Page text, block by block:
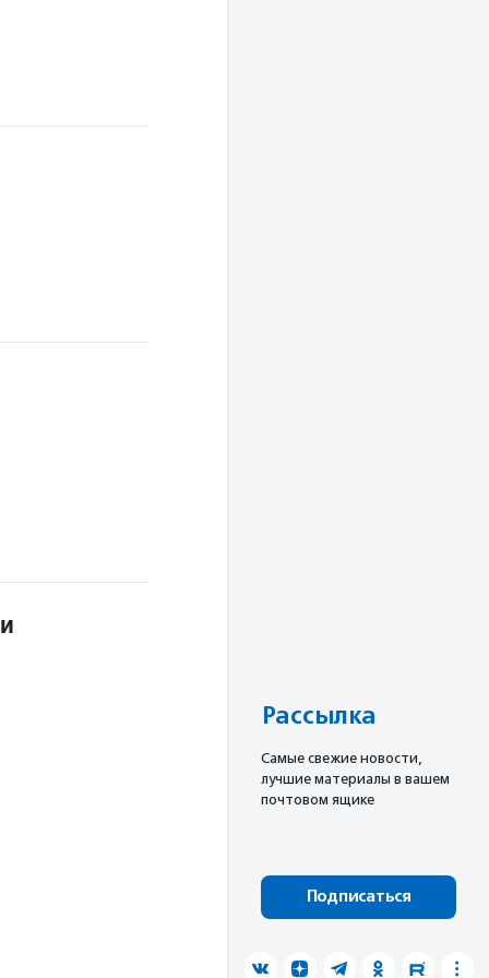
Рассылка
Cамые свежие новости,
лучшие материалы в вашем
почтовом ящике
Подписаться